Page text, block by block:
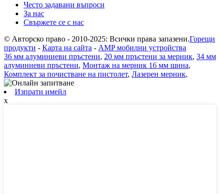
Често задавани въпроси
За нас
Свържете се с нас
© Авторско право - 2010-2025: Всички права запазени.Горещи
продукти - Карта на сайта - AMP мобилни устройства
36 мм алуминиеви пръстени, 20 мм пръстени за мерник, 34 мм
алуминиеви пръстени, Монтаж на мерник 16 мм шина,
Комплект за почистване на пистолет, Лазерен мерник,
Изпрати имейл
x